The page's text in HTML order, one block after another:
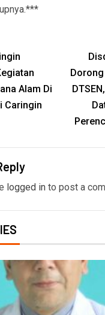
Alam Di
Caringin
logged in to post a